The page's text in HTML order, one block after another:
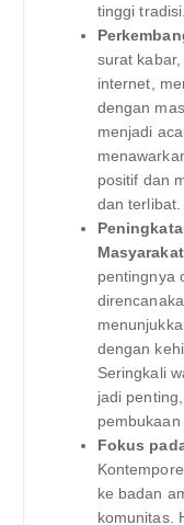
tinggi tradisi.
surat
internet,
dengan
menjadi
positif dan
dan terlibat.
pentingnya
dengan
Seringkali
jadi
Fokus
ke badan
komunitas.